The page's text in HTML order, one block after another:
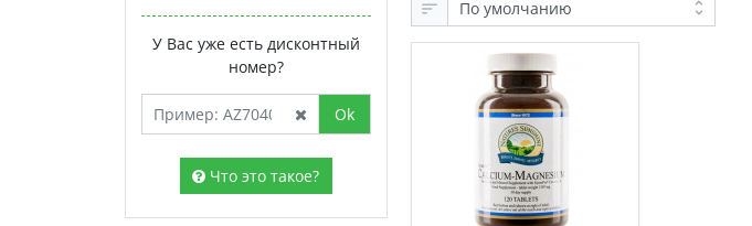
У Вас уже есть дисконтный
номер?
Ok
Что это такое?